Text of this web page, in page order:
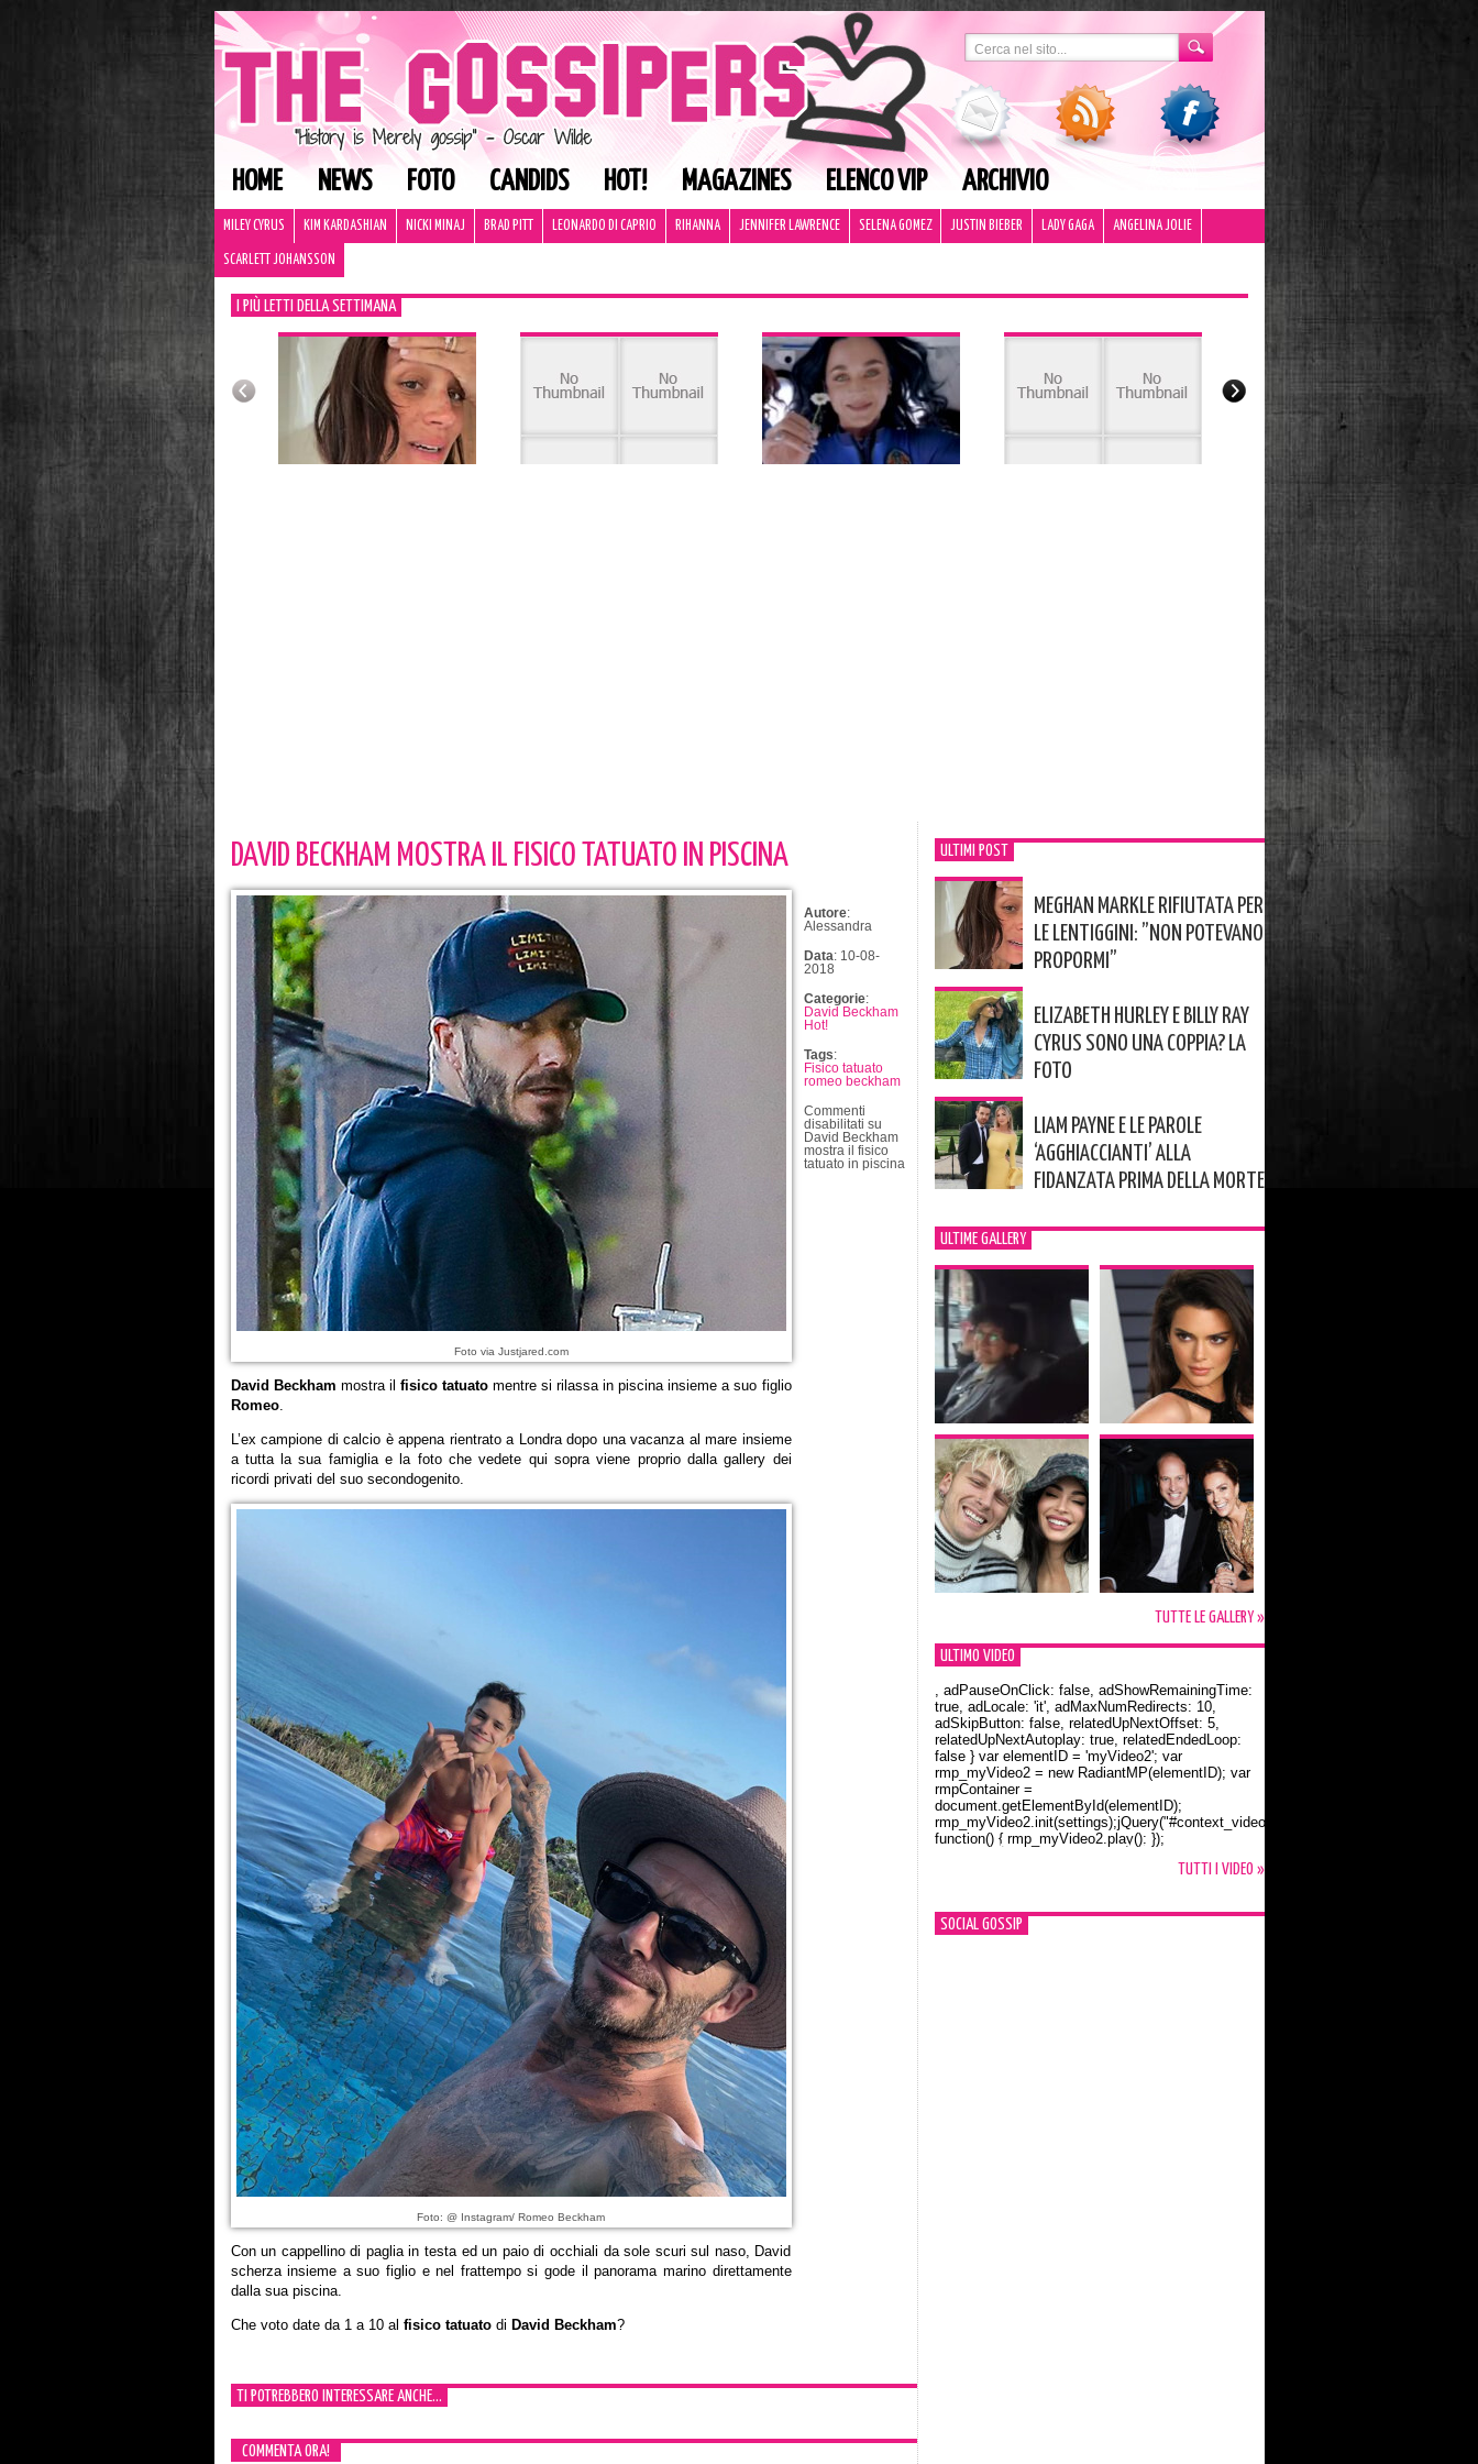
HOME NEWS FOTO CANDIDS HOT! MAGAZINES ELENCO VIP ARCHIVIO
MILEY CYRUS KIM KARDASHIAN NICKI MINAJ BRAD PITT LEONARDO DI CAPRIO RIHANNA JENNIFER LAWRENCE SELENA GOMEZ JUSTIN BIEBER LADY GAGA ANGELINA JOLIE
SCARLETT JOHANSSON
I PIÙ LETTI DELLA SETTIMANA
DAVID BECKHAM MOSTRA IL FISICO TATUATO IN PISCINA
Foto via Justjared.com
David Beckham mostra il fisico tatuatomentre si rilassa in piscina insieme a suo figlio
Romeo.
L’ex campione di calcio è appena rientrato a Londra dopo una vacanza al mare insieme
a tutta la sua famiglia e la foto che vedete qui sopra viene proprio dalla gallery dei
ricordi privati del suo secondogenito.
Foto: @ Instagram/ Romeo Beckham
Con un cappellino di paglia in testa ed un paio di occhiali da sole scuri sul naso, David
scherza insieme a suo figlio e nel frattempo si gode il panorama marino direttamente
dalla sua piscina.
Che voto date da 1 a 10 al fisico tatuatodi David Beckham?
Autore:
Alessandra
Data: 10-08-
2018
Categorie:
David Beckham
Hot!
Tags:
Fisico tatuato
romeo beckham
Commenti
disabilitati su
David Beckham
mostra il fisico
tatuato in piscina
TI POTREBBERO INTERESSARE ANCHE...
COMMENTA ORA!
ULTIMI POST
MEGHAN MARKLE RIFIUTATA PER
LE LENTIGGINI: ”NON POTEVANO
PROPORMI”
ELIZABETH HURLEY E BILLY RAY
CYRUS SONO UNA COPPIA? LA
FOTO
LIAM PAYNE E LE PAROLE
‘AGGHIACCIANTI’ ALLA
FIDANZATA PRIMA DELLA MORTE
ULTIME GALLERY
TUTTE LE GALLERY »
ULTIMO VIDEO
Orlando Bloom e la t-shirt dedicata a Flynn
, adPauseOnClick: false, adShowRemainingTime:
true, adLocale: 'it', adMaxNumRedirects: 10,
adSkipButton: false, relatedUpNextOffset: 5,
relatedUpNextAutoplay: true, relatedEndedLoop:
false } var elementID = 'myVideo2'; var
rmp_myVideo2 = new RadiantMP(elementID); var
rmpContainer =
document.getElementById(elementID);
rmp_myVideo2.init(settings);jQuery("#context_video2").one("mouseover",
function() { rmp_myVideo2.play(); });
TUTTI I VIDEO »
SOCIAL GOSSIP